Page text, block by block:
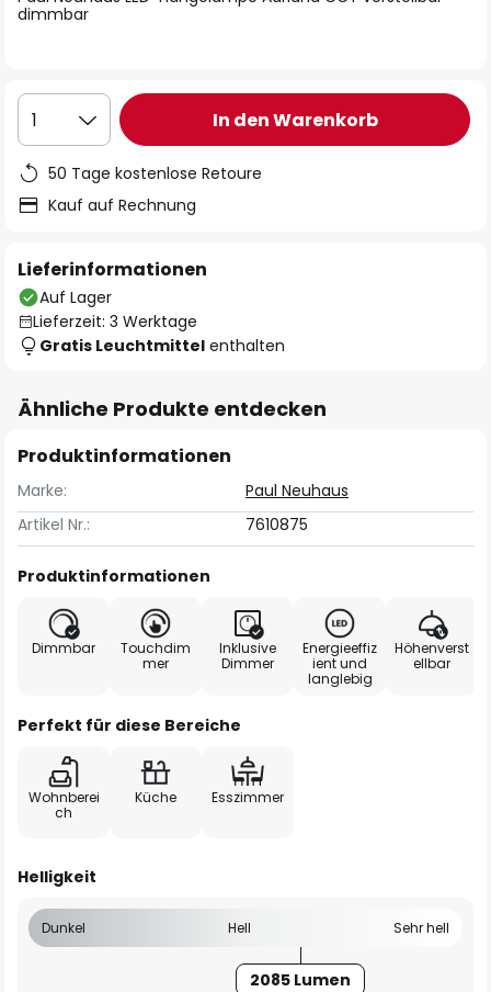
dimmbar
1 In den Warenkorb
50 Tage kostenlose Retoure
Kauf auf Rechnung
Lieferinformationen
Auf Lager
Lieferzeit: 3 Werktage
Gratis Leuchtmittel enthalten
Ähnliche Produkte entdecken
Produktinformationen
Marke:
Paul Neuhaus
Artikel Nr.:
7610875
Produktinformationen
Dimmbar
Touchdim
mer
Inklusive
Dimmer
Energieeffiz
ient und
langlebig
Höhenverst
ellbar
Perfekt für diese Bereiche
Wohnberei
ch
Küche Esszimmer
Helligkeit
Dunkel Hell Sehr hell
2085 Lumen